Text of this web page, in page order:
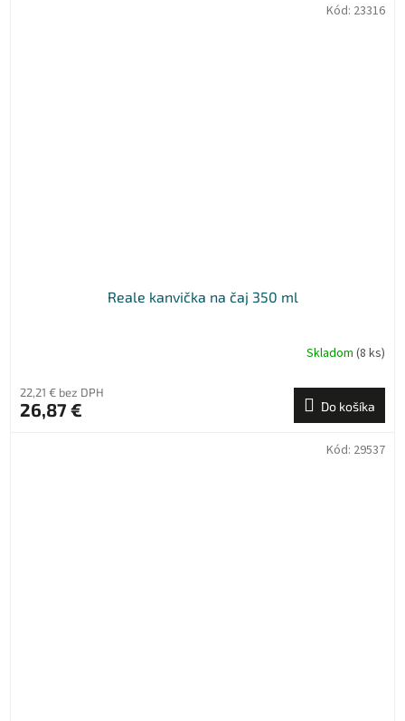
Reale kanvička na čaj 350 ml
Skladom (8 ks)
22,21 € bez DPH
26,87 € Do košíka
Kód: 23316
Kód: 29537